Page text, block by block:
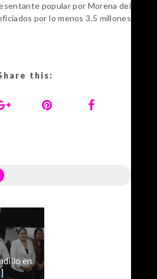
popular por Morena del
por lo menos 3.5 millones
this:
en